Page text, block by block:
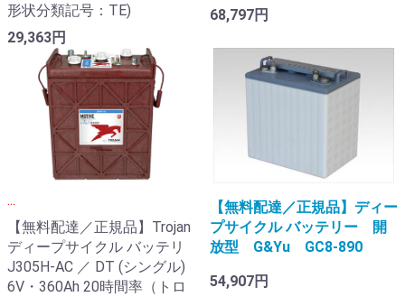
形状分類記号：TE)
29,363円
68,797円
...
【無料配達／正規品】Trojan
ディープサイクル バッテリ
J305H-AC ／ DT (シングル)
6V・360Ah 20時間率（トロ
【無料配達／正規品】ディー
プサイクル バッテリー 開
放型 G&Yu GC8-890
54,907円